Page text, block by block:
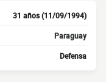
31 años (11/09/1994)
Paraguay
Defensa